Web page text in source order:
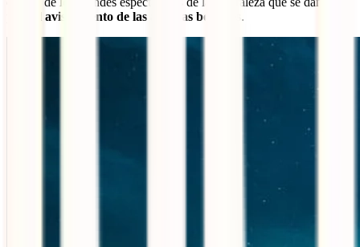
el avistamiento de las auroras boreales .